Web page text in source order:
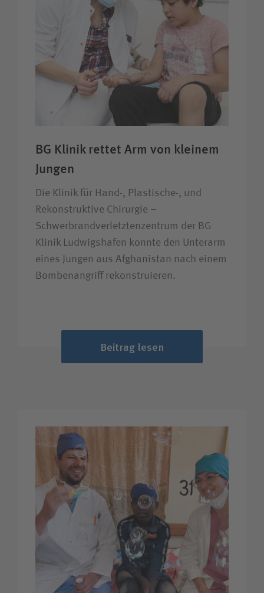
BG Klinik rettet Arm von kleinem
Jungen
Die Klinik für Hand-, Plastische-, und
Rekonstruktive Chirurgie –
Schwerbrandverletztenzentrum der BG
Klinik Ludwigshafen konnte den Unterarm
eines Jungen aus Afghanistan nach einem
Bombenangriff rekonstruieren.
Beitrag lesen